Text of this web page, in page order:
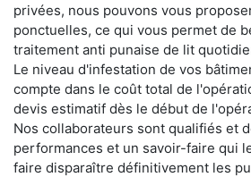
privées, nous pouvons vous
ponctuelles, ce qui vous permet de
traitement anti punaise de lit
Le niveau d'infestation de vos
compte dans le coût total de
devis estimatif dès le début de
Nos collaborateurs sont qualifiés et
performances et un savoir-faire qui
faire disparaître définitivement les